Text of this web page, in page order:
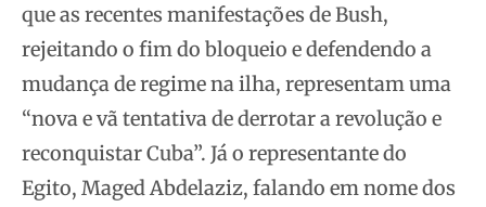
que as recentes manifestações de Bush,
rejeitando o fim do bloqueio e defendendo a
mudança de regime na ilha, representam uma
“nova e vã tentativa de derrotar a revolução e
reconquistar Cuba”. Já o representante do
Egito, Maged Abdelaziz, falando em nome dos